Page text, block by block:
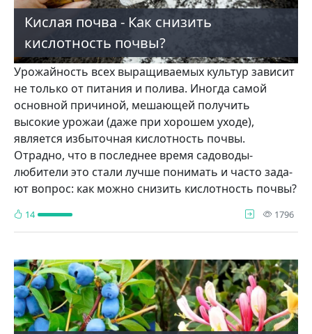
Кислая почва - Как снизить
кислотность почвы?
Урожайность всех выращиваемых культур зависит
не только от пита­ния и полива. Иногда самой
основ­ной причиной, мешающей получить
высокие урожаи (даже при хорошем уходе),
является избыточная кислот­ность почвы.
Отрадно, что в послед­нее время садоводы-
любители это стали лучше понимать и часто зада­
ют вопрос: как можно снизить кис­лотность почвы?
14 1796